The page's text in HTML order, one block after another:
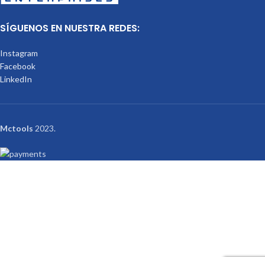
SÍGUENOS EN NUESTRA REDES:
Instagram
Facebook
LinkedIn
Mctools 2023.